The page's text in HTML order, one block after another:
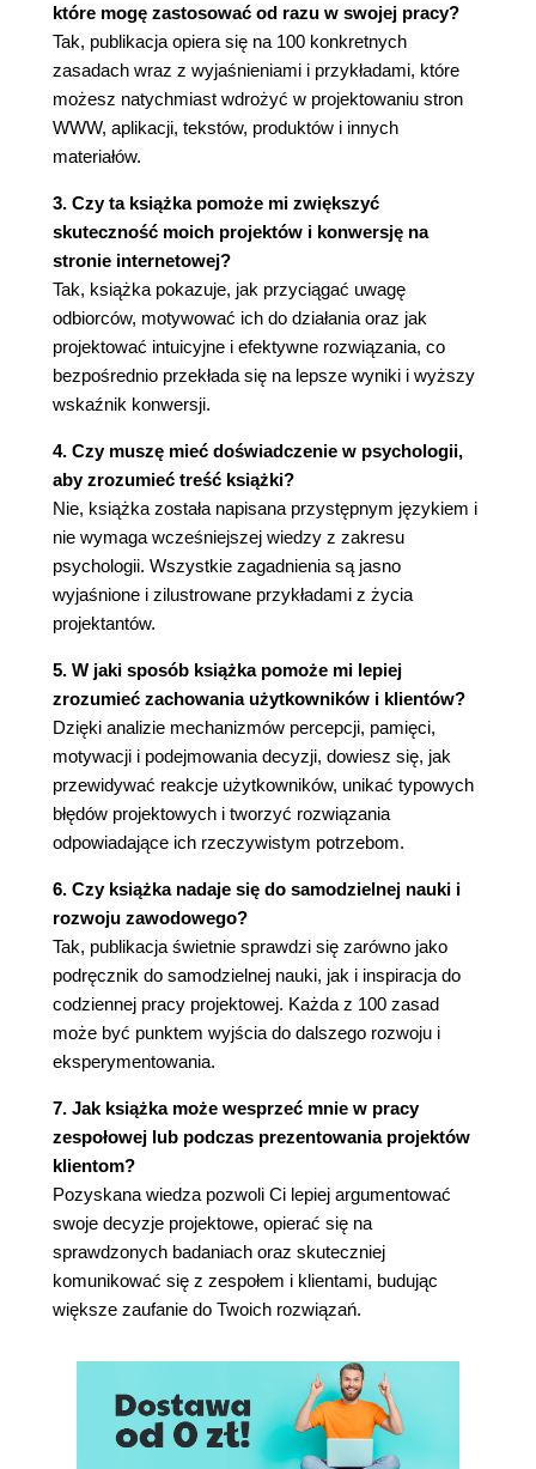
16. Rozmiar czcionki ma znaczenie (40)
17. Tekst na ekranie komputera czyta się trudniej
niż na papierze (42)
18. Ludzie czytają szybciej dłuższe wiersze, lecz
wolą czytać krótsze (43)
JAK LUDZIE ZAPAMIĘTUJĄ
19. Pamięć krótkoterminowa ma ograniczoną
pojemność (46)
20. Ludzie zapamiętują tylko cztery rzeczy naraz
(48)
21. Ludzie muszą używać informacji, aby je sobie
utrwalić (51)
22. Informacje łatwiej się rozpoznaje, niż
przypomina (53)
23. Pamięć zużywa wiele zasobów umysłu (54)
24. Ludzie rekonstruują wspomnienia za każdym
razem, gdy je sobie przypominają (56)
25. To dobrze, że ludzie zapominają (58)
26. Wspomnienia najbardziej żywe są mylne (60)
JAK LUDZIE MYŚLĄ
27. Ludzie lepiej przetwarzają informacje o
niewielkich rozmiarach (62)
28. Niektóre sposoby przetwarzania myślowego są
bardziej wymagające od innych (65)
29. Umysł błądzi przez 30 procent czasu (68)
30. Im bardziej człowiek jest niepewny, tym bardziej
broni swoich poglądów (70)
31. Ludzie tworzą modele myślowe (72)
32. Ludzie stykają się z modelami pojęciowymi (74)
33. Ludzie najlepiej przetwarzają informacje
podane w postaci opowieści (76)
34. Ludzie najłatwiej uczą się na przykładach (79)
35. Ludzie mają tendencje do tworzenia kategorii
które mogę zastosować od razu w swojej pracy?
Tak, publikacja opiera się na 100 konkretnych
zasadach wraz z wyjaśnieniami i przykładami, które
możesz natychmiast wdrożyć w projektowaniu stron
WWW, aplikacji, tekstów, produktów i innych
materiałów.
3. Czy ta książka pomoże mi zwiększyć
skuteczność moich projektów i konwersję na
stronie internetowej?
Tak, książka pokazuje, jak przyciągać uwagę
odbiorców, motywować ich do działania oraz jak
projektować intuicyjne i efektywne rozwiązania, co
bezpośrednio przekłada się na lepsze wyniki i wyższy
wskaźnik konwersji.
4. Czy muszę mieć doświadczenie w psychologii,
aby zrozumieć treść książki?
Nie, książka została napisana przystępnym językiem i
nie wymaga wcześniejszej wiedzy z zakresu
psychologii. Wszystkie zagadnienia są jasno
wyjaśnione i zilustrowane przykładami z życia
projektantów.
5. W jaki sposób książka pomoże mi lepiej
zrozumieć zachowania użytkowników i klientów?
Dzięki analizie mechanizmów percepcji, pamięci,
motywacji i podejmowania decyzji, dowiesz się, jak
przewidywać reakcje użytkowników, unikać typowych
błędów projektowych i tworzyć rozwiązania
odpowiadające ich rzeczywistym potrzebom.
6. Czy książka nadaje się do samodzielnej nauki i
rozwoju zawodowego?
Tak, publikacja świetnie sprawdzi się zarówno jako
podręcznik do samodzielnej nauki, jak i inspiracja do
codziennej pracy projektowej. Każda z 100 zasad
może być punktem wyjścia do dalszego rozwoju i
eksperymentowania.
7. Jak książka może wesprzeć mnie w pracy
zespołowej lub podczas prezentowania projektów
klientom?
Pozyskana wiedza pozwoli Ci lepiej argumentować
swoje decyzje projektowe, opierać się na
sprawdzonych badaniach oraz skuteczniej
komunikować się z zespołem i klientami, budując
większe zaufanie do Twoich rozwiązań.